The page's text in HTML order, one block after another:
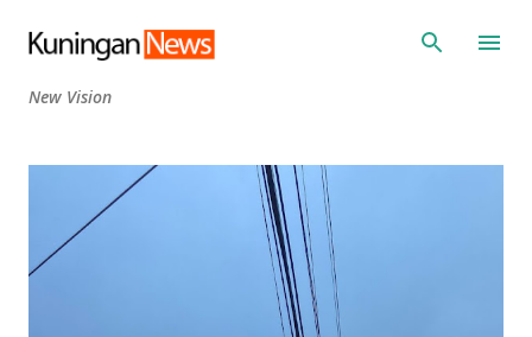
Langsung ke konten utama
New Vision